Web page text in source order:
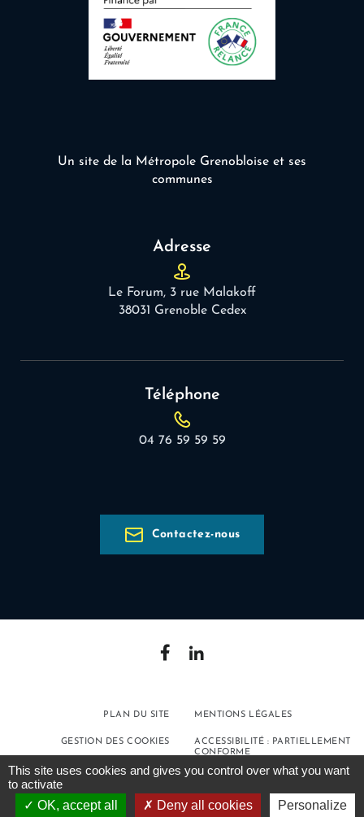
Un site de la Métropole Grenobloise et ses
communes
Adresse
Le Forum, 3 rue Malakoff
38031 Grenoble Cedex
Téléphone
04 76 59 59 59
Contactez-nous
PLAN DU SITE MENTIONS LÉGALES
GESTION DES COOKIES
ACCESSIBILITÉ : PARTIELLEMENT
CONFORME
POLITIQUE DE
This site uses cookies and gives you control over what you want
to activate
OK, accept all
Deny all cookies Personalize